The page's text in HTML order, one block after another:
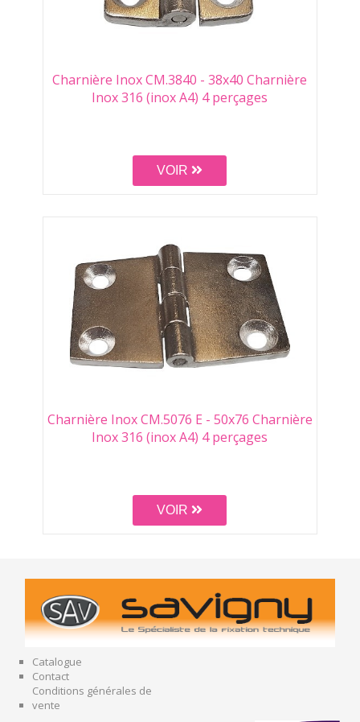
Charnière Inox CM.3840 - 38x40 Charnière
Inox 316 (inox A4) 4 perçages
VOIR
Charnière Inox CM.5076 E - 50x76 Charnière
Inox 316 (inox A4) 4 perçages
VOIR
Catalogue
Contact
Conditions générales de
vente